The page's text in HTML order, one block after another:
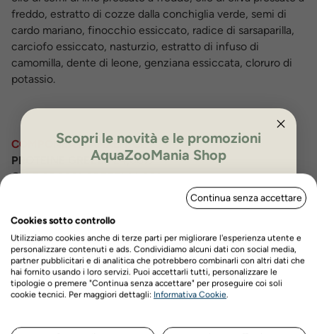
freddo, estratto di cozze dalla conchiglia verde, semi di
cardo mariano, finocchio essiccato, radice di sarsaparilla,
carciofo essiccato, nasturzio, estratto di infuso di
camomilla, dente di leone, genziana essiccata, cloruro di
potassio.
COMPONENTI ANALITICI:
PROTEINE GREZZE24,00%
OLI E GRASSI GREZZI14,00%
CALCIO1,50%
FOSFORO1,10%
UMIDITA'(naturalmente contenuta) 18,00%
ISTRUZIONI PER UN USO CORRETTO:
Scopri le novità e le promozioni
AquaZooMania Shop
ISCRIVITI PER OTTENERE IL 5%
DI SCONTO
Nome Cognome
Continua senza accettare
Cookies sotto controllo
Utilizziamo cookies anche di terze parti per migliorare l'esperienza utente e
personalizzare contenuti e ads. Condividiamo alcuni dati con social media,
partner pubblicitari e di analitica che potrebbero combinarli con altri dati che
hai fornito usando i loro servizi. Puoi accettarli tutti, personalizzare le
tipologie o premere "Continua senza accettare" per proseguire coi soli
cookie tecnici. Per maggiori dettagli: Informativa Cookie